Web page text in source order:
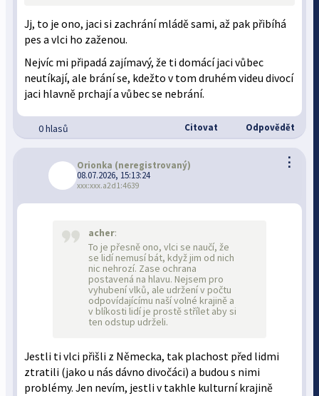
Jj, to je ono, jaci si zachrání mládě sami, až pak přibíhá
pes a vlci ho zaženou.
Nejvíc mi připadá zajímavý, že ti domácí jaci vůbec
neutíkají, ale brání se, kdežto v tom druhém videu divocí
jaci hlavně prchají a vůbec se nebrání.
0 hlasů Citovat Odpovědět
⋮
Orionka (neregistrovaný)
08.07.2026, 15:13:24
xxx:xxx.a2d1:4639
acher:
To je přesně ono, vlci se naučí, že
se lidí nemusí bát, když jim od nich
nic nehrozí. Zase ochrana
postavená na hlavu. Nejsem pro
vyhubení vlků, ale udržení v počtu
odpovídajícímu naší volné krajině a
v blíkosti lidí je prostě střílet aby si
ten odstup udrželi.
Jestli ti vlci přišli z Německa, tak plachost před lidmi
ztratili (jako u nás dávno divočáci) a budou s nimi
problémy. Jen nevím, jestli v takhle kulturní krajině